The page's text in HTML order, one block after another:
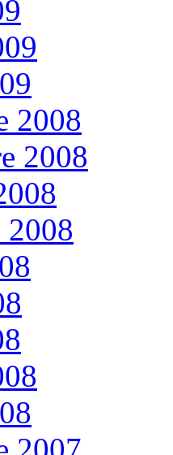
2008
2008
2008